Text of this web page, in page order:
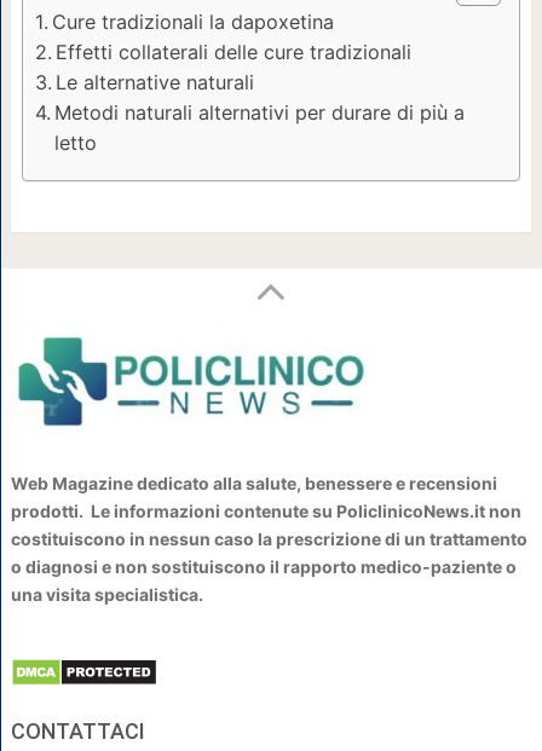
Cure tradizionali la dapoxetina
Effetti collaterali delle cure tradizionali
Le alternative naturali
Metodi naturali alternativi per durare di più a
letto
Web Magazine dedicato alla salute, benessere e recensioni
prodotti. Le informazioni contenute su PoliclinicoNews.it non
costituiscono in nessun caso la prescrizione di un trattamento
o diagnosi e non sostituiscono il rapporto medico-paziente o
una visita specialistica.
CONTATTACI